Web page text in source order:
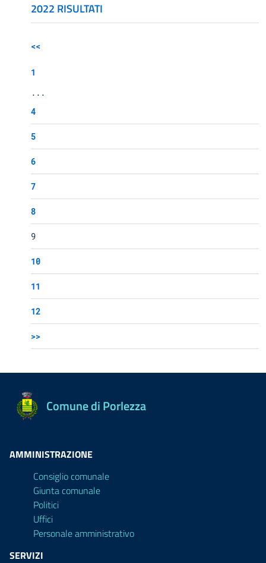
2022 RISULTATI
<<
1
...
4
5
6
7
8
9
10
11
12
>>
Comune di Porlezza
AMMINISTRAZIONE
Consiglio comunale
Giunta comunale
Politici
Uffici
Personale amministrativo
SERVIZI